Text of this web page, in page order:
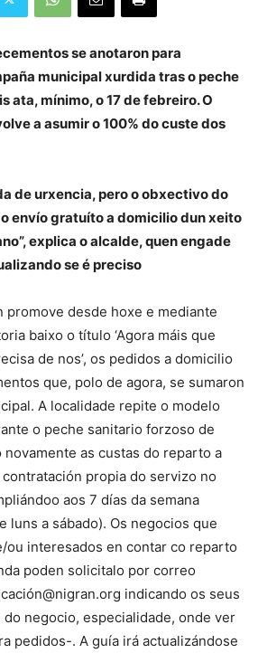
se anotaron para
municipal xurdida tras o peche
ata, mínimo, o 17 de febreiro. O
a asumir o 100% do custe dos
de urxencia, pero o obxectivo do
envío gratuíto a domicilio dun xeito
explica o alcalde, quen engade
se é preciso
promove desde hoxe e mediante
baixo o título ‘Agora máis que
de nos’, os pedidos a domicilio
que, polo de agora, se sumaron
A localidade repite o modelo
o peche sanitario forzoso de
as custas do reparto a
propia do servizo no
aos 7 días da semana
luns a sábado). Os negocios que
ou interesados en contar co reparto
poden solicitalo por correo
indicando os seus
negocio, especialidade, onde ver
pedidos-. A guía irá actualizándose